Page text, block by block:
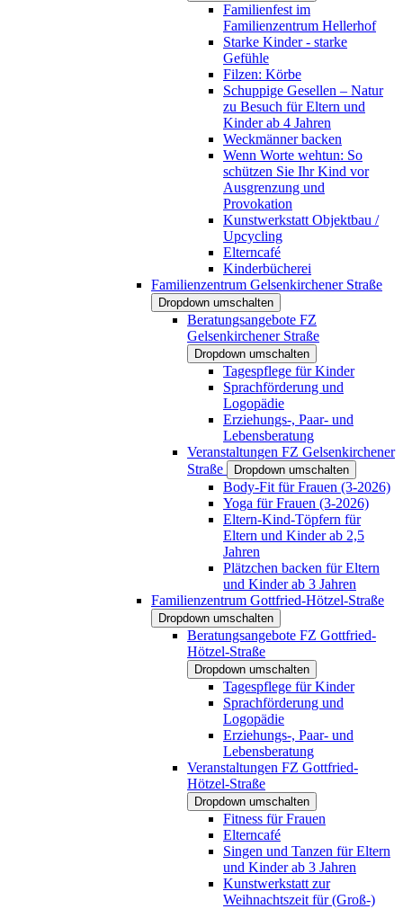
Familienfest im
Familienzentrum Hellerhof
Starke Kinder - starke
Gefühle
Filzen: Körbe
Schuppige Gesellen – Natur
zu Besuch für Eltern und
Kinder ab 4 Jahren
Weckmänner backen
Wenn Worte wehtun: So
schützen Sie Ihr Kind vor
Ausgrenzung und
Provokation
Kunstwerkstatt Objektbau /
Upcycling
Elterncafé
Kinderbücherei
Familienzentrum Gelsenkirchener Straße
Dropdown umschalten
Beratungsangebote FZ
Gelsenkirchener Straße
Dropdown umschalten
Tagespflege für Kinder
Sprachförderung und
Logopädie
Erziehungs-, Paar- und
Lebensberatung
Veranstaltungen FZ Gelsenkirchener
Straße
Dropdown umschalten
Body-Fit für Frauen (3-2026)
Yoga für Frauen (3-2026)
Eltern-Kind-Töpfern für
Eltern und Kinder ab 2,5
Jahren
Plätzchen backen für Eltern
und Kinder ab 3 Jahren
Familienzentrum Gottfried-Hötzel-Straße
Dropdown umschalten
Beratungsangebote FZ Gottfried-
Hötzel-Straße
Dropdown umschalten
Tagespflege für Kinder
Sprachförderung und
Logopädie
Erziehungs-, Paar- und
Lebensberatung
Veranstaltungen FZ Gottfried-
Hötzel-Straße
Dropdown umschalten
Fitness für Frauen
Elterncafé
Singen und Tanzen für Eltern
und Kinder ab 3 Jahren
Kunstwerkstatt zur
Weihnachtszeit für (Groß-)